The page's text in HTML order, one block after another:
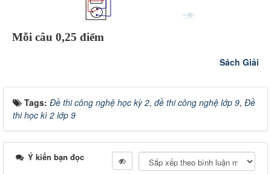
Mỗi câu 0,25 điểm
Sách Giải
Tags: Đề thi công nghệ học kỳ 2, đề thi công nghệ lớp 9, Đề
thi học kì 2 lớp 9
Ý kiến bạn đọc